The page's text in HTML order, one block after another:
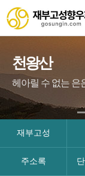
천왕산
헤아릴 수 없는 은
재부고성
주소록